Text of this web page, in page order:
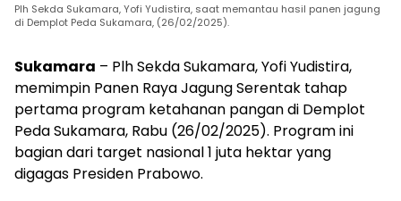
Plh Sekda Sukamara, Yofi Yudistira, saat memantau hasil panen jagung
di Demplot Peda Sukamara, (26/02/2025).
Sukamara – Plh Sekda Sukamara, Yofi Yudistira,
memimpin Panen Raya Jagung Serentak tahap
pertama program ketahanan pangan di Demplot
Peda Sukamara, Rabu (26/02/2025). Program ini
bagian dari target nasional 1 juta hektar yang
digagas Presiden Prabowo.